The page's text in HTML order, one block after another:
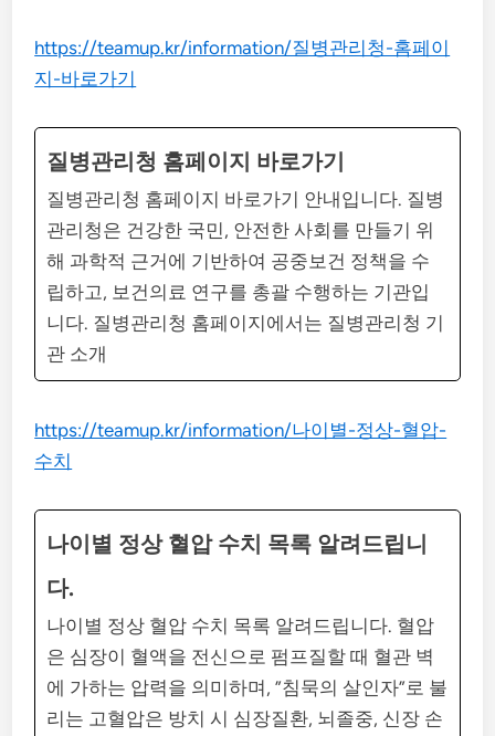
https://teamup.kr/information/질병관리청-홈페이
지-바로가기
질병관리청 홈페이지 바로가기
질병관리청 홈페이지 바로가기 안내입니다. 질병
관리청은 건강한 국민, 안전한 사회를 만들기 위
해 과학적 근거에 기반하여 공중보건 정책을 수
립하고, 보건의료 연구를 총괄 수행하는 기관입
니다. 질병관리청 홈페이지에서는 질병관리청 기
관 소개
https://teamup.kr/information/나이별-정상-혈압-
수치
나이별 정상 혈압 수치 목록 알려드립니
다.
나이별 정상 혈압 수치 목록 알려드립니다. 혈압
은 심장이 혈액을 전신으로 펌프질할 때 혈관 벽
에 가하는 압력을 의미하며, ”침묵의 살인자”로 불
리는 고혈압은 방치 시 심장질환, 뇌졸중, 신장 손